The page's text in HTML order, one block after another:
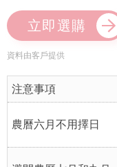
立即選購
資料由客戶提供
注意事項
農曆六月不用擇日